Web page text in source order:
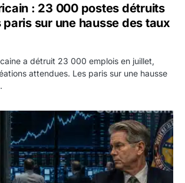
: 23 000 postes détruits
paris sur une hausse des taux
a détruit 23 000 emplois en juillet,
attendues. Les paris sur une hausse
a vendu des euros sans prévenir la